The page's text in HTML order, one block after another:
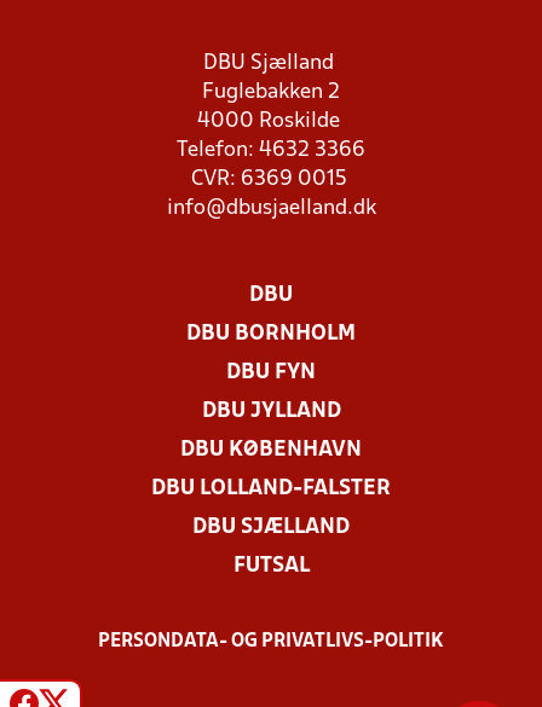
DBU Sjælland
Fuglebakken 2
4000 Roskilde
Telefon: 4632 3366
CVR: 6369 0015
info@dbusjaelland.dk
DBU
DBU BORNHOLM
DBU FYN
DBU JYLLAND
DBU KØBENHAVN
DBU LOLLAND-FALSTER
DBU SJÆLLAND
FUTSAL
PERSONDATA- OG PRIVATLIVS-POLITIK